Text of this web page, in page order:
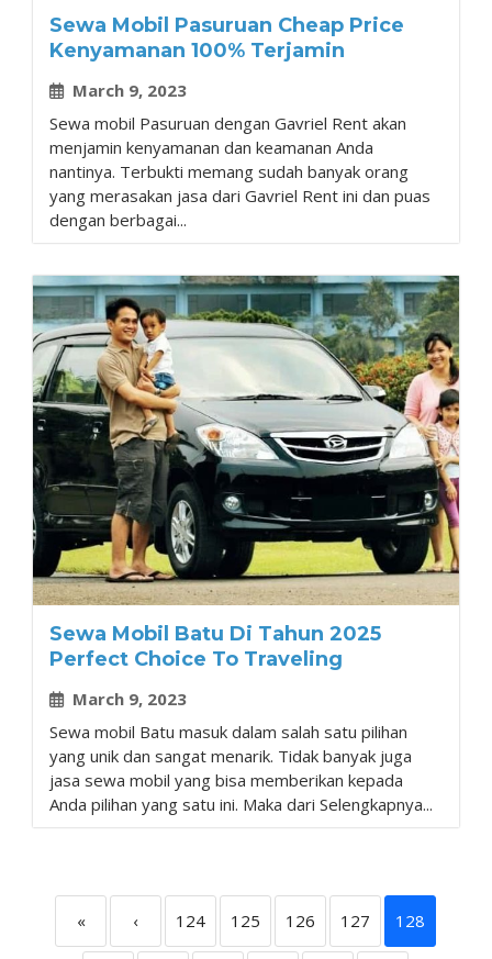
Sewa Mobil Pasuruan Cheap Price
Kenyamanan 100% Terjamin
March 9, 2023
Sewa mobil Pasuruan dengan Gavriel Rent akan
menjamin kenyamanan dan keamanan Anda
nantinya. Terbukti memang sudah banyak orang
yang merasakan jasa dari Gavriel Rent ini dan puas
dengan berbagai...
Sewa Mobil Batu Di Tahun 2025
Perfect Choice To Traveling
March 9, 2023
Sewa mobil Batu masuk dalam salah satu pilihan
yang unik dan sangat menarik. Tidak banyak juga
jasa sewa mobil yang bisa memberikan kepada
Anda pilihan yang satu ini. Maka dari Selengkapnya...
« ‹ 124 125 126 127 128